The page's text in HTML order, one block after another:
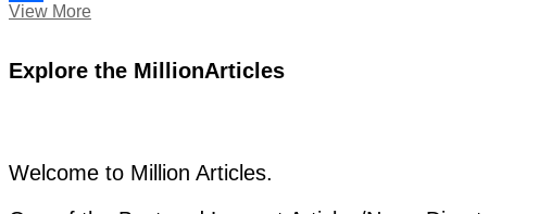
Share
View More“বছরের
মনে
–
মুশফিককে
Explore the MillionArticles
Welcome to Million Articles.